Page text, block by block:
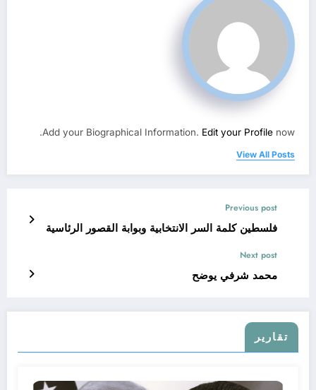
Add your Biographical Information. Edit your Profile now.
View All Posts
Previous post
فلسطين كلمة السر الانتخابية وبوابة القصور الرئاسية
Next post
محمد شرفي يوضح
تقارير